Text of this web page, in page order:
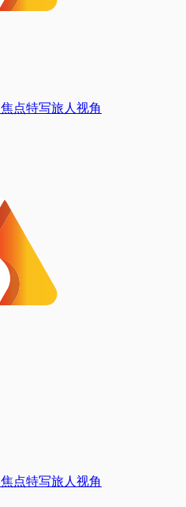
焦点特写旅人视角
焦点特写旅人视角